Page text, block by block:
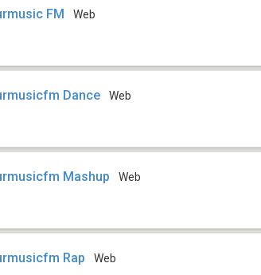
FM Web
Dance Web
Mashup Web
Rap Web